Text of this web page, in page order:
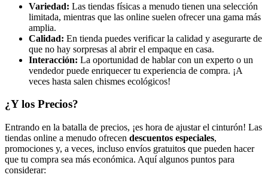
Variedad: Las tiendas físicas a menudo tienen una selección
limitada, mientras que las online suelen ofrecer una gama más
amplia.
Calidad: En tienda puedes verificar la calidad y asegurarte de
que no hay sorpresas al abrir el empaque en casa.
Interacción: La oportunidad de hablar con un experto o un
vendedor puede enriquecer tu experiencia de compra. ¡A
veces hasta salen chismes ecológicos!
¿Y los Precios?
Entrando en la batalla de precios, ¡es hora de ajustar el cinturón! Las
tiendas online a menudo ofrecen descuentos especiales,
promociones y, a veces, incluso envíos gratuitos que pueden hacer
que tu compra sea más económica. Aquí algunos puntos para
considerar: